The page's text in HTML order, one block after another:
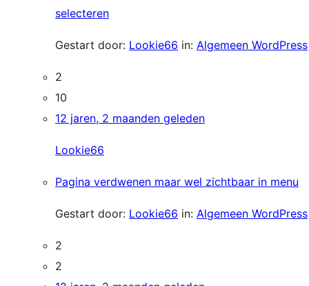
selecteren
Gestart door: Lookie66 in: Algemeen WordPress
2
10
12 jaren, 2 maanden geleden
Lookie66
Pagina verdwenen maar wel zichtbaar in menu
Gestart door: Lookie66 in: Algemeen WordPress
2
2